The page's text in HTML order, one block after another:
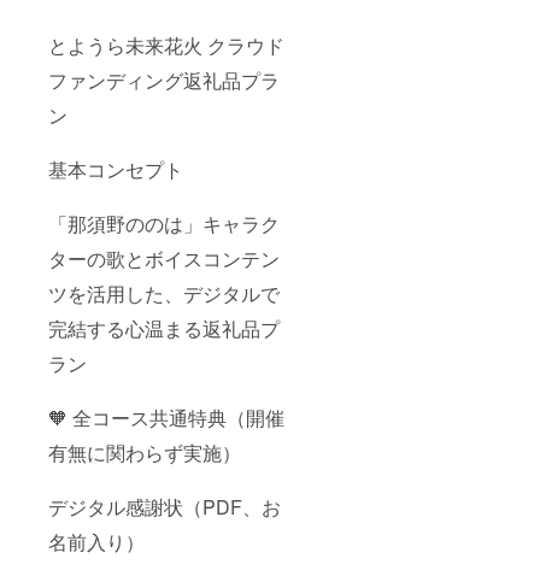
とようら未来花火 クラウド
ファンディング返礼品プラ
ン
基本コンセプト
「那須野ののは」キャラク
ターの歌とボイスコンテン
ツを活用した、デジタルで
完結する心温まる返礼品プ
ラン
🧡 全コース共通特典（開催
有無に関わらず実施）
デジタル感謝状（PDF、お
名前入り）